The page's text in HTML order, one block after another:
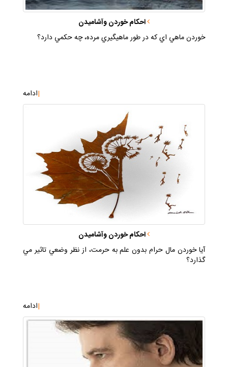
احكام خوردن وآشاميدن
خوردن ماهي اي كه در طور ماهيگيري مرده، چه حكمي دارد؟
|ادامه
احكام خوردن وآشاميدن
آيا خوردن مال حرام بدون علم به حرمت، از نظر وضعي تاثير مي
گذارد؟
|ادامه